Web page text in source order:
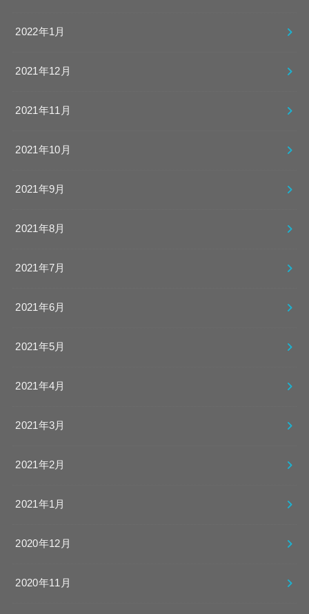
2022年1月
2021年12月
2021年11月
2021年10月
2021年9月
2021年8月
2021年7月
2021年6月
2021年5月
2021年4月
2021年3月
2021年2月
2021年1月
2020年12月
2020年11月